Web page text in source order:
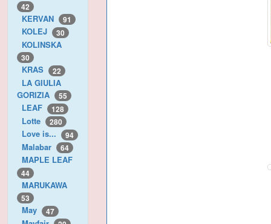
42
KERVAN 91
KOLEJ 30
KOLINSKA
30
KRAS 22
LA GIULIA
GORIZIA
55
LEAF 128
Lotte 280
Love is... 94
Malabar 64
MAPLE LEAF
44
MARUKAWA
53
May 47